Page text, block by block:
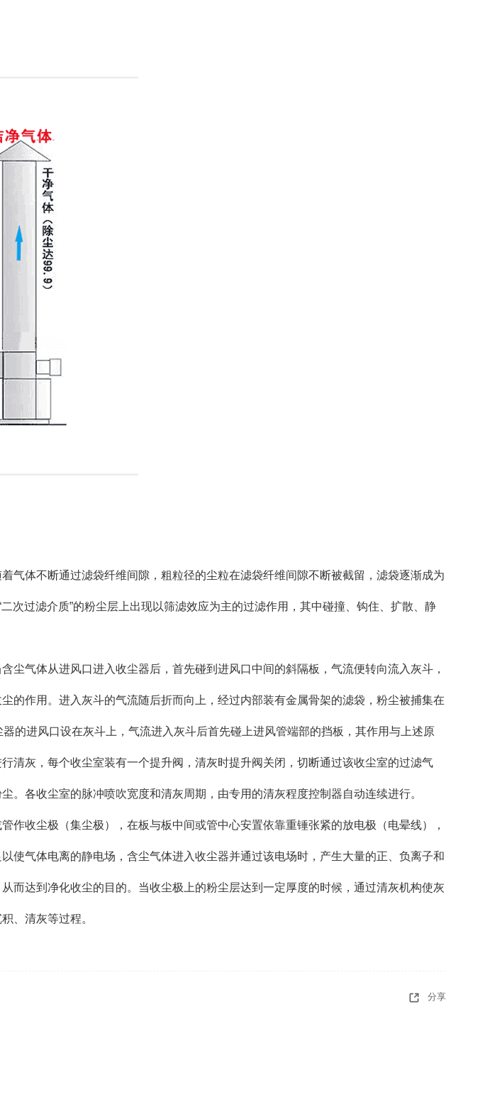
体不断通过滤袋纤维间隙，粗粒径的尘粒在滤袋纤维间隙不断被截留，滤袋逐渐成为
次过滤介质”的粉尘层上出现以筛滤效应为主的过滤作用，其中碰撞、钩住、扩散、静
气体从进风口进入收尘器后，首先碰到进风口中间的斜隔板，气流便转向流入灰斗，
的作用。进入灰斗的气流随后折而向上，经过内部装有金属骨架的滤袋，粉尘被捕集在
的进风口设在灰斗上，气流进入灰斗后首先碰上进风管端部的挡板，其作用与上述原
清灰，每个收尘室装有一个提升阀，清灰时提升阀关闭，切断通过该收尘室的过滤气
各收尘室的脉冲喷吹宽度和清灰周期，由专用的清灰程度控制器自动连续进行。
收尘极（集尘极），在板与板中间或管中心安置依靠重锤张紧的放电极（电晕线），
使气体电离的静电场，含尘气体进入收尘器并通过该电场时，产生大量的正、负离子和
而达到净化收尘的目的。当收尘极上的粉尘层达到一定厚度的时候，通过清灰机构使灰
、清灰等过程。
分享